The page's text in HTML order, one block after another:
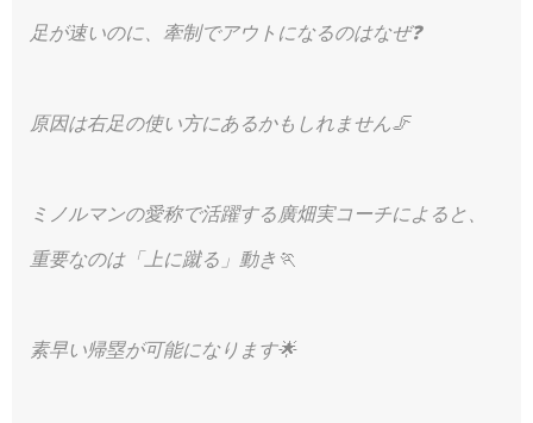
足が速いのに、牽制でアウトになるのはなぜ❓
原因は右足の使い方にあるかもしれません🦵
ミノルマンの愛称で活躍する廣畑実コーチによると、
重要なのは「上に蹴る」動き🏃
素早い帰塁が可能になります🌟